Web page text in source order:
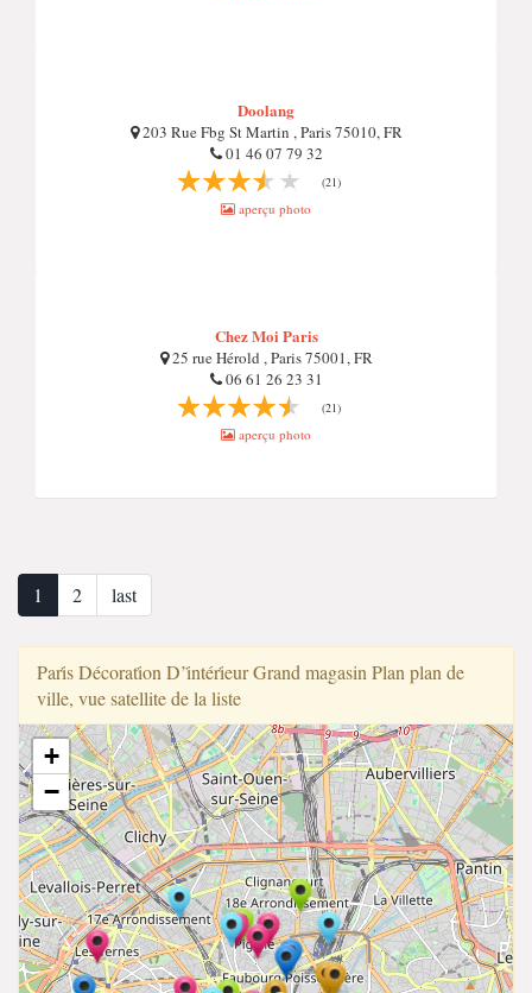
Doolang
203 Rue Fbg St Martin , Paris 75010, FR
01 46 07 79 32
(21)
aperçu photo
Chez Moi Paris
25 rue Hérold , Paris 75001, FR
06 61 26 23 31
(21)
aperçu photo
1 2 last
Pari̇s Décorati̇on D’i̇ntéri̇eur Grand magasin Plan plan de
ville, vue satellite de la liste
+
−